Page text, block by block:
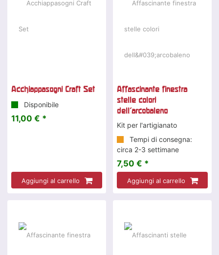
Acchiappasogni Craft Set
Disponibile
11,00 € *
Aggiungi al carrello
Affascinante finestra
stelle colori
dell'arcobaleno
Kit per l'artigianato
Tempi di consegna:
circa 2-3 settimane
7,50 € *
Aggiungi al carrello